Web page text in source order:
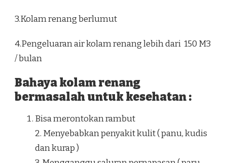
3.Kolam renang berlumut
4.Pengeluaran air kolam renang lebih dari 150 M3
/ bulan
Bahaya kolam renang
bermasalah untuk kesehatan :
Bisa merontokan rambut
2. Menyebabkan penyakit kulit ( panu, kudis
dan kurap )